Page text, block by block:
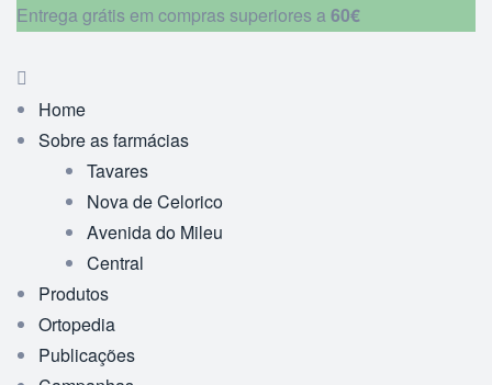
Entrega grátis em compras superiores a60€
Home
Sobre as farmácias
Tavares
Nova de Celorico
Avenida do Mileu
Central
Produtos
Ortopedia
Publicações